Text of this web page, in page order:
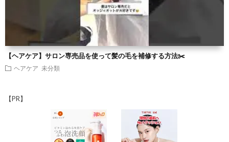
【ヘアケア】サロン専売品を使って髪の毛を補修する方法✂️
ヘアケア 未分類
【PR】